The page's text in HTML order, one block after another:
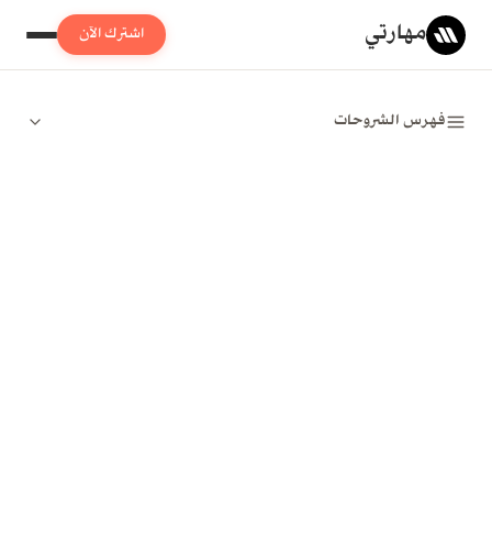
مهارتي اشترك الآن
فهرس الشروحات